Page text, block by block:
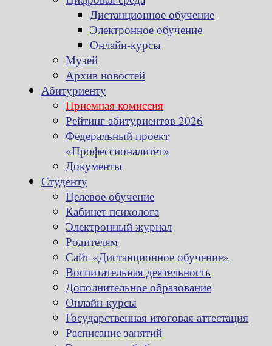
Дистанционное обучение
Электронное обучение
Онлайн-курсы
Музей
Архив новостей
Абитуриенту
Приемная комиссия
Рейтинг абитуриентов 2026
Федеральный проект
«Профессионалитет»
Документы
Студенту
Целевое обучение
Кабинет психолога
Электронный журнал
Родителям
Сайт «Дистанционное обучение»
Воспитательная деятельность
Дополнительное образование
Онлайн-курсы
Государственная итоговая аттестация
Расписание занятий